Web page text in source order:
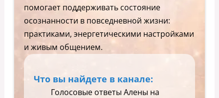
помогает поддерживать состояние
осознанности в повседневной жизни:
практиками, энергетическими настройками
и живым общением.
Что вы найдете в канале:
Голосовые ответы Алены на